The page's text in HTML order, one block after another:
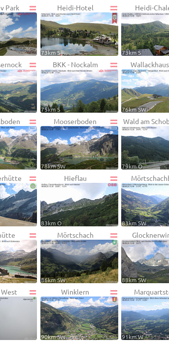
Park Heidi-Hotel
73km S
Heidi-
73km S
BKK - Nockalm
75km S 76km SW
Mooserboden
78km SW
Wald am
79km O
Hieflau
83km O 83km SW
Mörtschach
86km SW 88km SW
Winklern
90km SW 91km W